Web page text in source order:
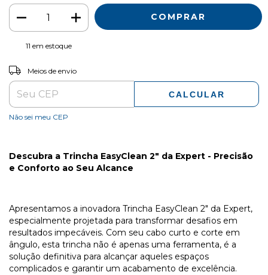
11 em estoque
Entregas para o CEP:
Meios de envio
CALCULAR
Não sei meu CEP
Descubra a Trincha EasyClean 2" da Expert - Precisão
e Conforto ao Seu Alcance
Apresentamos a inovadora Trincha EasyClean 2" da Expert,
especialmente projetada para transformar desafios em
resultados impecáveis. Com seu cabo curto e corte em
ângulo, esta trincha não é apenas uma ferramenta, é a
solução definitiva para alcançar aqueles espaços
complicados e garantir um acabamento de excelência.